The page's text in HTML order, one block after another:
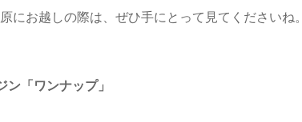
お越しの際は、ぜひ手にとって見てくださいね。
「ワンナップ」